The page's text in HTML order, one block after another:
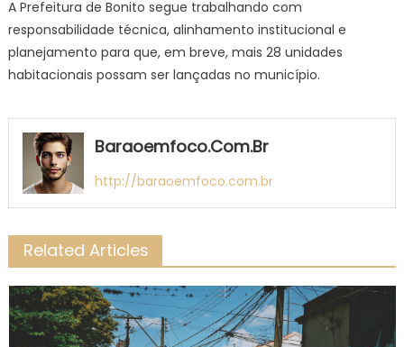
A Prefeitura de Bonito segue trabalhando com
responsabilidade técnica, alinhamento institucional e
planejamento para que, em breve, mais 28 unidades
habitacionais possam ser lançadas no município.
Baraoemfoco.com.br
http://baraoemfoco.com.br
Related Articles